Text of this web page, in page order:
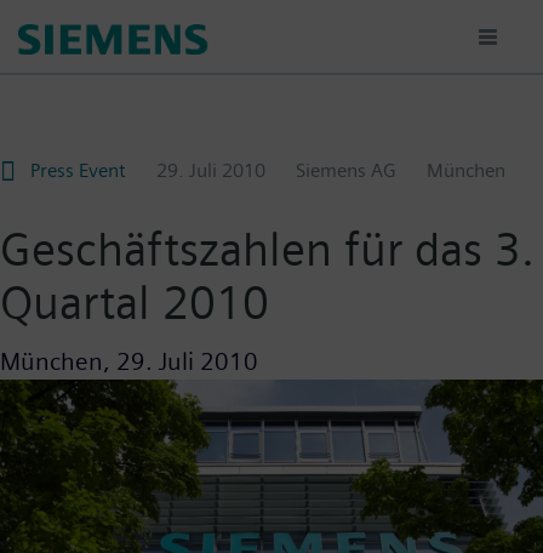
para
Press Event
29. Juli 2010 Siemens AG München
Geschäftszahlen für das 3.
Quartal 2010
München, 29. Juli 2010